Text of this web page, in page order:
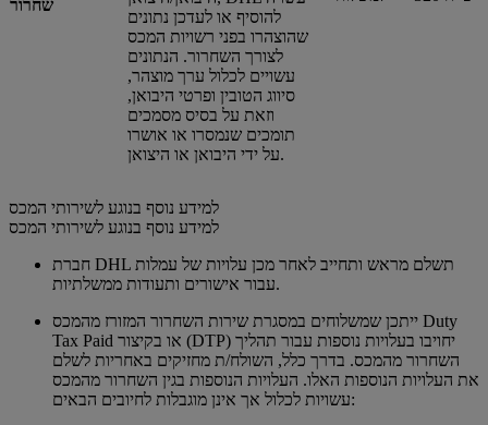
שחרור
להוסיף או לעדכן נתונים
שהוצהרו בפני רשויות המכס
לצורך השחרור. הנתונים
עשויים לכלול ערך מוצהר,
סיווג הטובין ופרטי היבואן,
וזאת על בסיס מסמכים
תומכים שנמסרו או אושרו
על ידי היבואן או היצואן.
למידע נוסף בנוגע לשירותי המכס
למידע נוסף בנוגע לשירותי המכס
חברת DHL תשלם מראש ותחייב לאחר מכן עלויות של עמלות
עבור אישורים ותעודות ממשלתיות.
ייתכן שמשלוחים במסגרת שירות השחרור המזורז מהמכס Duty
Tax Paid או בקיצור (DTP) יחויבו בעלויות נוספות עבור תהליך
השחרור מהמכס. בדרך כלל, השולח/ת מחזיקים באחריות לשלם
את העלויות הנוספות האלו. העלויות הנוספות בגין השחרור מהמכס
עשויות לכלול אך אינן מוגבלות לחיובים הבאים: